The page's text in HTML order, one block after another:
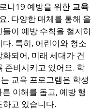
나19 예방을 위한 교육
. 다양한 매체를 통해 올
이 예방 수칙을 철저히
. 특히, 어린이와 청소
되어, 미래 세대가 건
준비시키고 있어요. 학
교육 프로그램은 학생
이해를 돕고, 예방 행
고 있습니다.